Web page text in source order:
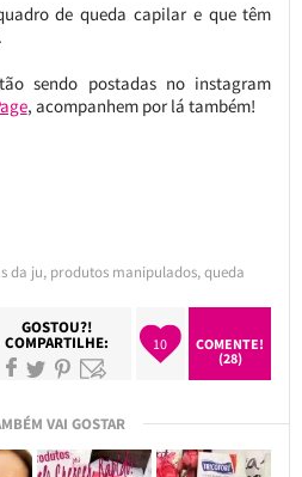
de queda capilar e que têm
sendo postadas no instagram
, acompanhem por lá também!
da ju, produtos manipulados,queda
GOSTOU?!
COMPARTILHE: 10
COMENTE!
(28)
VAI GOSTAR